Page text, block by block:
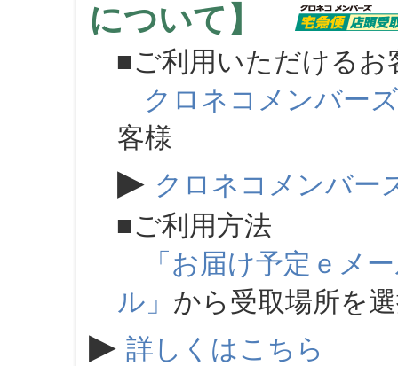
について】
■ご利用いただけるお
クロネコメンバーズ
客様
▶ クロネコメンバー
■ご利用方法
「お届け予定ｅメ
ル」 から受取場所を
▶ 詳しくはこちら